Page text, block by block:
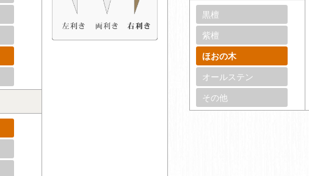
黒檀
紫檀
ほおの木
オールステン
その他